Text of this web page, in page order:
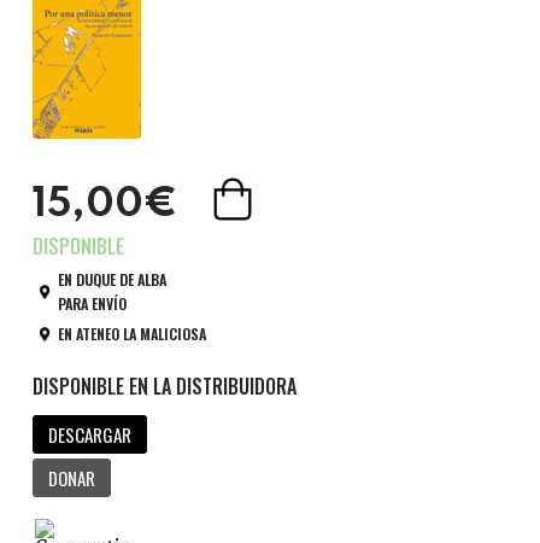
15,00€
EN DUQUE DE ALBA
PARA ENVÍO
EN ATENEO LA MALICIOSA
DESCARGAR
DONAR